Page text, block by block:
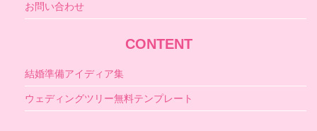
お問い合わせ
CONTENT
結婚準備アイディア集
ウェディングツリー無料テンプレート